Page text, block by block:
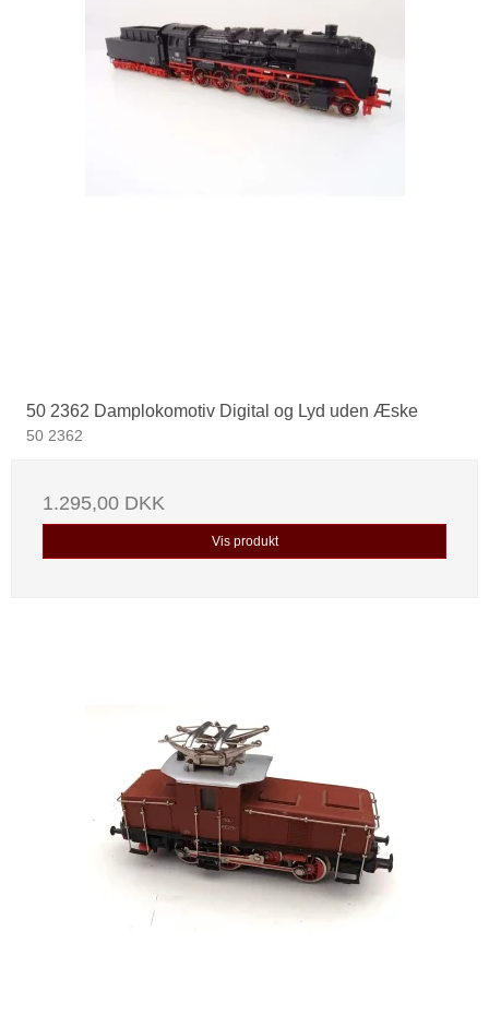
50 2362 Damplokomotiv Digital og Lyd uden Æske
50 2362
1.295,00 DKK
Vis produkt